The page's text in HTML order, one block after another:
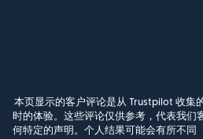
本页显示的客户评论是从 Trustpilot 收集
时的体验。这些评论仅供参考，代表我们
何特定的声明。个人结果可能会有所不同